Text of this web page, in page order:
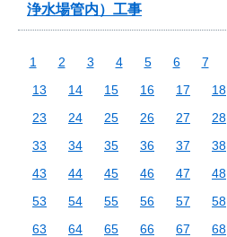
浄水場管内）工事
1 2 3 4 5 6 7
13
14 15 16 17 18
23
24 25 26 27 28
33
34 35 36 37 38
43
44 45 46 47 48
53
54 55 56 57 58
63
64 65 66 67 68